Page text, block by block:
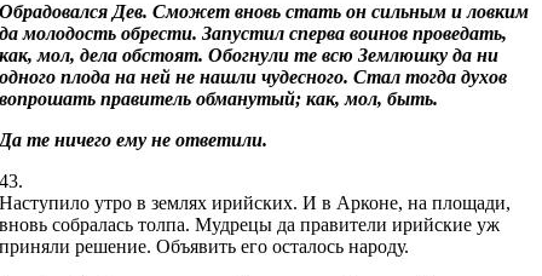
Обрадовался Дев. Сможет вновь стать он сильным и ловким
да молодость обрести. Запустил сперва воинов проведать,
как, мол, дела обстоят. Обогнули те всю Землюшку да ни
одного плода на ней не нашли чудесного. Стал тогда духов
вопрошать правитель обманутый; как, мол, быть.
Да те ничего ему не ответили.
43.
Наступило утро в землях ирийских. И в Арконе, на площади,
вновь собралась толпа. Мудрецы да правители ирийские уж
приняли решение. Объявить его осталось народу.